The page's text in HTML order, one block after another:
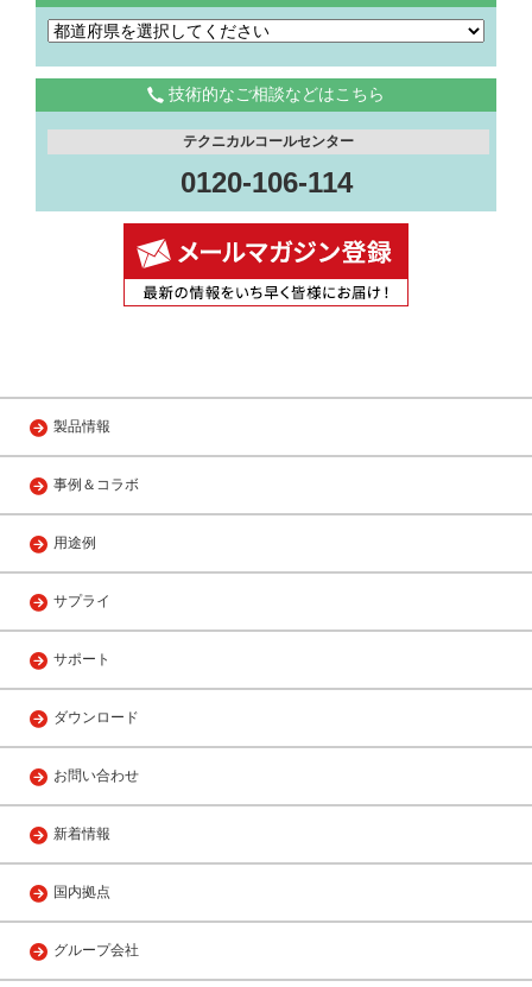
技術的なご相談などはこちら
テクニカルコールセンター
0120-106-114
製品情報
事例＆コラボ
用途例
サプライ
サポート
ダウンロード
お問い合わせ
新着情報
国内拠点
グループ会社